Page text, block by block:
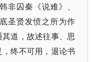
非囚秦《说难》、
圣贤发愤之所为作
道，故述往事、思
终不可用，退论书